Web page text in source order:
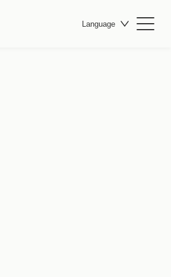
Language